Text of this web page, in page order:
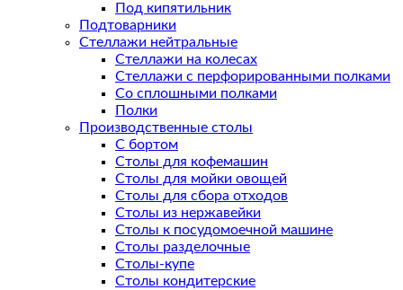
Под кипятильник
Подтоварники
Стеллажи нейтральные
Стеллажи на колесах
Стеллажи с перфорированными полками
Со сплошными полками
Полки
Производственные столы
С бортом
Столы для кофемашин
Столы для мойки овощей
Столы для сбора отходов
Столы из нержавейки
Столы к посудомоечной машине
Столы разделочные
Столы-купе
Столы кондитерские